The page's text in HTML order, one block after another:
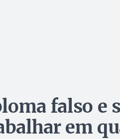
falso e
em